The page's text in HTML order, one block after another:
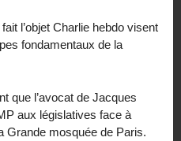
l’objet Charlie hebdo visent
fondamentaux de la
que l’avocat de Jacques
aux législatives face à
Grande mosquée de Paris.